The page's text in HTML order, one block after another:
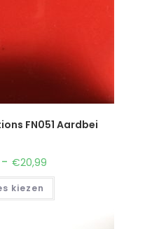
FN051 Aardbei
- €20,99
kiezen